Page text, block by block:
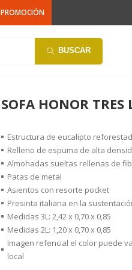
PROMOCIÓN
BUSCAR
SOFA HONOR TRES
Estructura de eucalipto
Relleno de espuma de alta
Almohadas sueltas rellenas de
Patas de metal
Asientos con resorte pocket
Presinta italiana en la
Medidas 3L: 2,42 x 0,70 x 0,85
Medidas 2L: 1,20 x 0,70 x 0,85
Imagen refencial el color puede
local